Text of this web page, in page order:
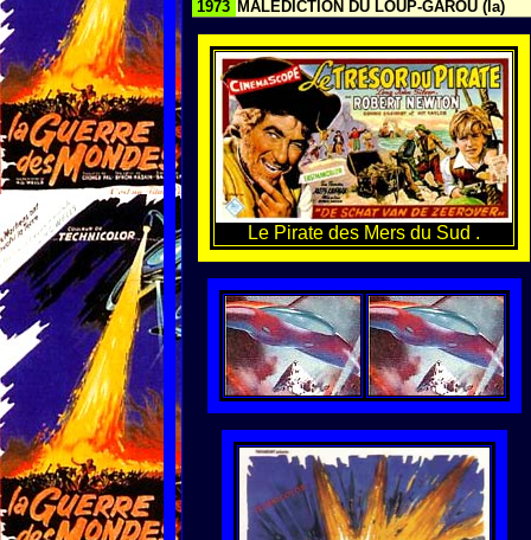
1973 MALEDICTION DU LOUP-GAROU (la)
Le Pirate des Mers du Sud .